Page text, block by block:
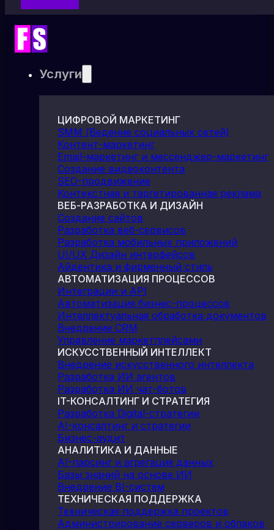
Услуги
ЦИФРОВОЙ МАРКЕТИНГ
SMM (Ведение социальных сетей)
Контент-маркетинг
Email-маркетинг и мессенджер-маркетинг
Создание видеоконтента
SEO-продвижение
Контекстная и таргетированная реклама
ВЕБ-РАЗРАБОТКА И ДИЗАЙН
Создание сайтов
Разработка веб-сервисов
Разработка мобильных приложений
UI/UX Дизайн интерфейсов
Айдентика и фирменный стиль
АВТОМАТИЗАЦИЯ ПРОЦЕССОВ
Интеграции и API
Автоматизация бизнес-процессов
Интеллектуальная обработка документов
Внедрение CRM
Управление маркетплейсами
ИСКУССТВЕННЫЙ ИНТЕЛЛЕКТ
Внедрение искусственного интеллекта
Разработка ИИ агентов
Разработка ИИ чат-ботов
IT-КОНСАЛТИНГ И СТРАТЕГИЯ
Разработка Digital-стратегии
AI-консалтинг и стратегии
Бизнес-аудит
АНАЛИТИКА И ДАННЫЕ
AI-парсинг и агрегация данных
Базы знаний на основе ИИ
Внедрение BI-систем
ТЕХНИЧЕСКАЯ ПОДДЕРЖКА
Техническая поддержка проектов
Администрирование серверов и облаков